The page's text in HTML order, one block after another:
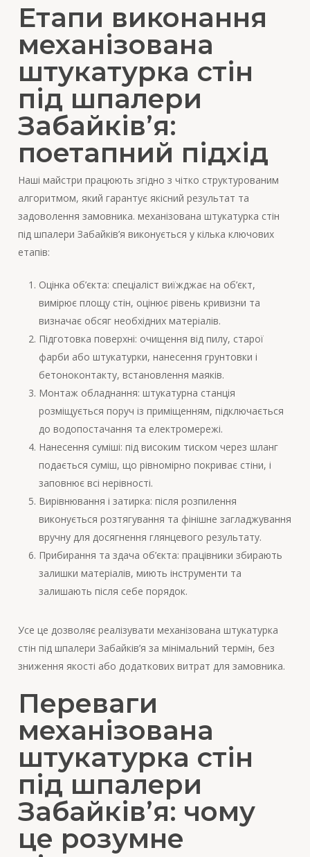
Етапи виконання
механізована
штукатурка стін
під шпалери
Забайків’я:
поетапний підхід
Наші майстри працюють згідно з чітко структурованим
алгоритмом, який гарантує якісний результат та
задоволення замовника. механізована штукатурка стін
під шпалери Забайків’я виконується у кілька ключових
етапів:
Оцінка об’єкта: спеціаліст виїжджає на об’єкт,
вимірює площу стін, оцінює рівень кривизни та
визначає обсяг необхідних матеріалів.
Підготовка поверхні: очищення від пилу, старої
фарби або штукатурки, нанесення грунтовки і
бетоноконтакту, встановлення маяків.
Монтаж обладнання: штукатурна станція
розміщується поруч із приміщенням, підключається
до водопостачання та електромережі.
Нанесення суміші: під високим тиском через шланг
подається суміш, що рівномірно покриває стіни, і
заповнює всі нерівності.
Вирівнювання і затирка: після розпилення
виконується розтягування та фінішне загладжування
вручну для досягнення глянцевого результату.
Прибирання та здача об’єкта: працівники збирають
залишки матеріалів, миють інструменти та
залишають після себе порядок.
Усе це дозволяє реалізувати механізована штукатурка
стін під шпалери Забайків’я за мінімальний термін, без
зниження якості або додаткових витрат для замовника.
Переваги
механізована
штукатурка стін
під шпалери
Забайків’я: чому
це розумне